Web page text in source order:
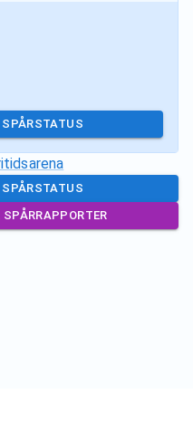
SPÅRSTATUS
SPÅRSTATUS
SPÅRRAPPORTER